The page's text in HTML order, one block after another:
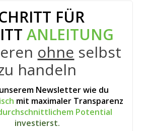
FÜR
ANLEITUNG
ohne selbst
handeln
Newsletter wie du
mit maximaler Transparenz
Potential
investierst.